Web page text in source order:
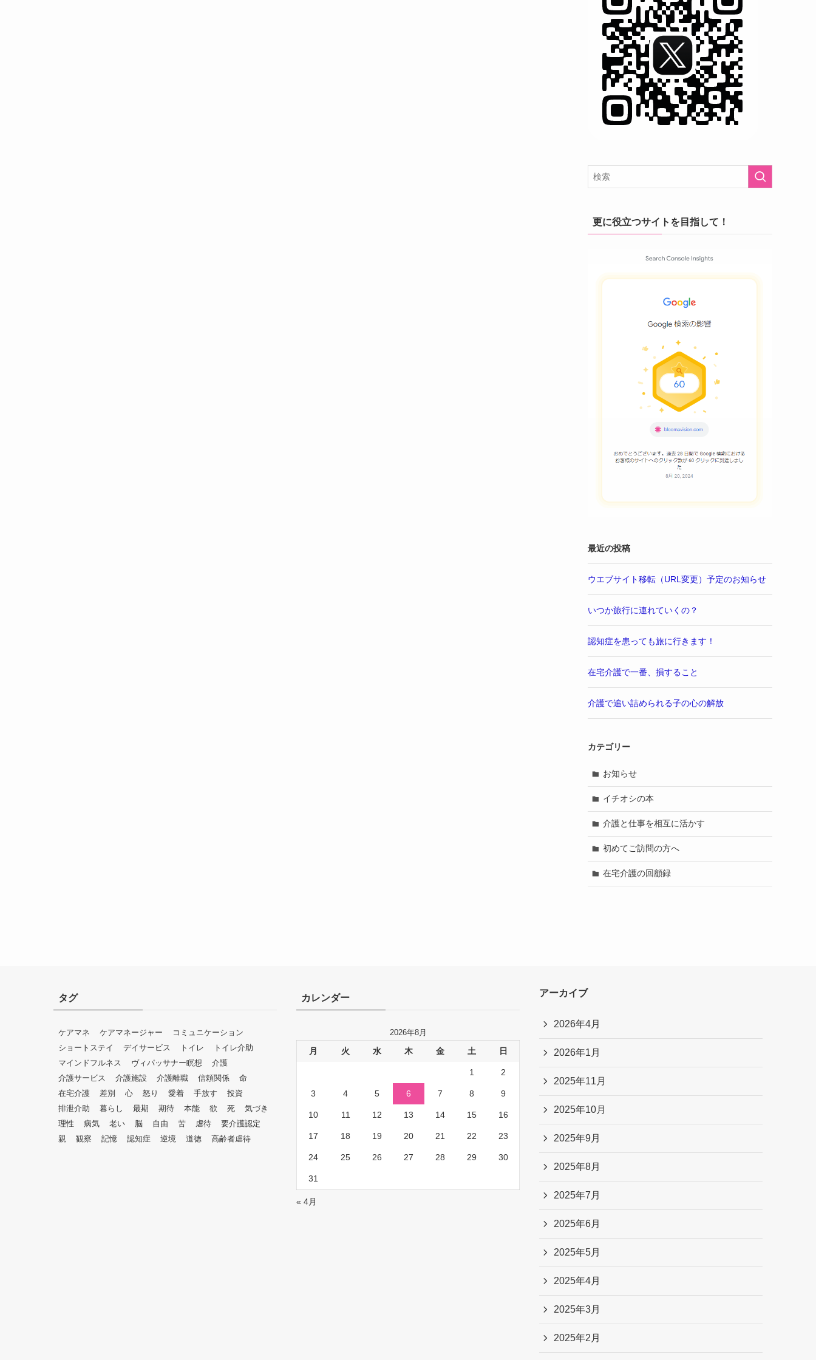
更に役立つサイトを目指して！
最近の投稿
ウエブサイト移転（URL変更）予定のお知らせ
いつか旅行に連れていくの？
認知症を患っても旅に行きます！
在宅介護で一番、損すること
介護で追い詰められる子の心の解放
カテゴリー
お知らせ
イチオシの本
介護と仕事を相互に活かす
初めてご訪問の方へ
在宅介護の回顧録
タグ
ケアマネ ケアマネージャー
コミュニケーション
ショートステイ
デイサービス トイレ
トイレ介助
マインドフルネス
ヴィパッサナー瞑想
介護
介護サービス
介護施設 介護離職 信頼関係
命
在宅介護
差別 心 怒り 愛着 手放す
投資
排泄介助
暮らし 最期 期待 本能 欲 死
気づき
理性
病気 老い 脳 自由 苦 虐待
要介護認定
親
観察 記憶 認知症 逆境 道徳 高齢者虐待
カレンダー
2026年8月
月 火 水 木 金 土 日
1 2
3 4 5 6 7 8 9
10 11 12 13 14 15 16
17 18 19 20 21 22 23
24 25 26 27 28 29 30
31
« 4月
アーカイブ
2026年4月
2026年1月
2025年11月
2025年10月
2025年9月
2025年8月
2025年7月
2025年6月
2025年5月
2025年4月
2025年3月
2025年2月